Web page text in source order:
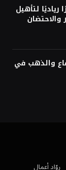
لتأهيل
والذهب في
روّاد أعمال